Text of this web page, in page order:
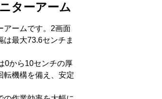
ターアーム
アームです。2画面
最大73.6センチま
0から10センチの厚
転機構を備え、安定